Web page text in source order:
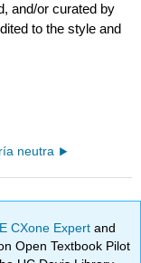
and/or curated by
to the style and
neutra
CXone Expertand
Open Textbook Pilot